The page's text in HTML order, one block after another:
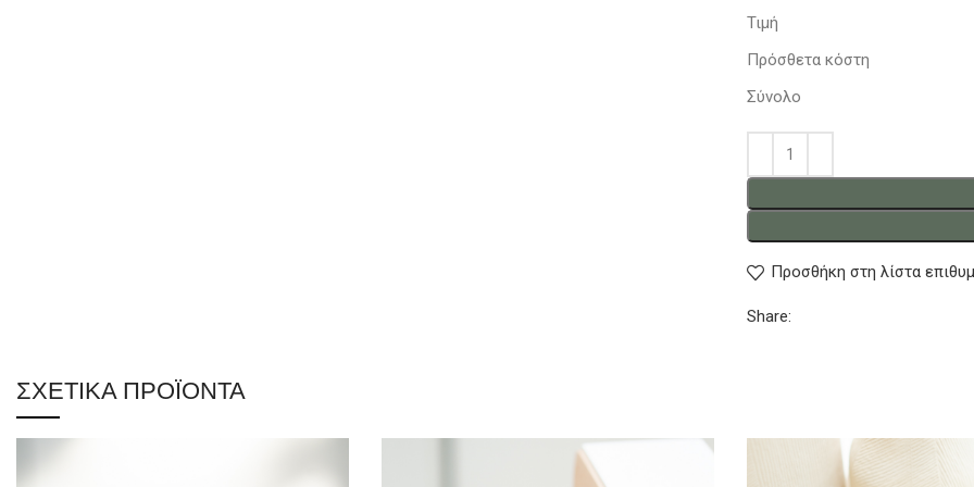
Τιμή
Πρόσθετα κόστη
Σύνολο
Προσθήκη στη λίστα
Share:
ΣΧΕΤΙΚΆ ΠΡΟΪΌΝΤΑ